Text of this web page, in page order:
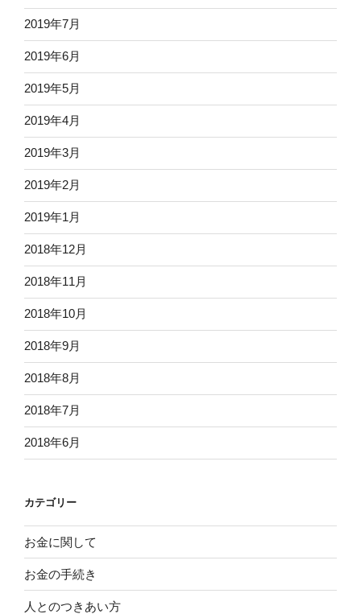
2019年7月
2019年6月
2019年5月
2019年4月
2019年3月
2019年2月
2019年1月
2018年12月
2018年11月
2018年10月
2018年9月
2018年8月
2018年7月
2018年6月
カテゴリー
お金に関して
お金の手続き
人とのつきあい方